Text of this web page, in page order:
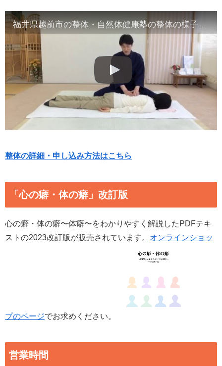
福井県越前市の整体・自然体健康塾の整体の様子（2）腹部や首など
整体の詳細・申し込み方法はこちら
「心の癖・体の癖」改訂版
心の癖・体の癖〜体癖〜をわかりやすく解説したPDFテキ
ストの2023改訂版が販売されています。 オンラインショッ
プのページでお求めください。
営業時間